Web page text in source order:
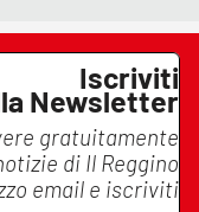
Iscriviti
Newsletter
gratuitamente
di Il Reggino
email e iscriviti